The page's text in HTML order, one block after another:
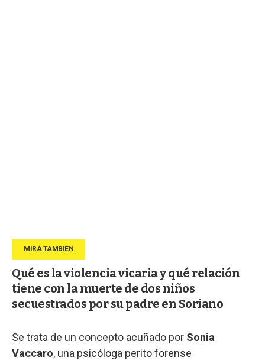
Qué es la violencia vicaria y qué relación
tiene con la muerte de dos niños
secuestrados por su padre en Soriano
Se trata de un concepto acuñado por Sonia
Vaccaro, una psicóloga perito forense